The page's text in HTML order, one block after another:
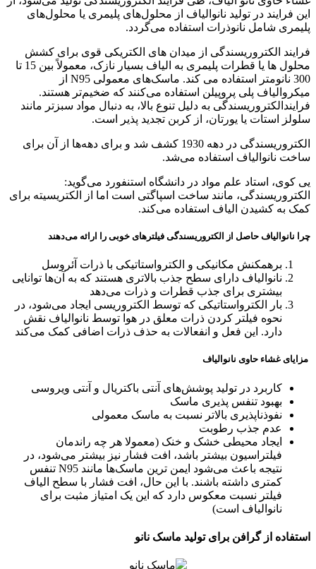
این فرایند در تولید نانوالیاف از محلول‌های پلیمری یا محلول‌های
پلیمری شامل نانوذرات استفاده می‌گردد.
فرایند الکتروریسندگی از میدان های الکتریکی قوی برای کشش
محلول ها یا قطرات پلیمری به الیاف بسیار نازک، معمولاً بین 15 تا
300 نانومتر استفاده می کند. ماسک‌های معمولی N95 از
میکروالیاف پلی پروپیلن استفاده می‌کنند که ضخیم‌تر هستند.
فرایندالکتروریسندگی به دلیل تنوع بالا، به دنبال مواد سبزتر مانند
سلولز استات یا یورتان، از کربن تجدید پذیر است.
الکتروریسندگی در دهه 1930 کشف شد و برای دهه‌ها از آن برای
ساخت نانوالیاف استفاده می‌شد.
یی کوی، استاد علم مواد در دانشگاه استنفورد می‌گوید:
الکتروریسندگی، مانند ساخت اسپاگتی است اما از الکتریسیته برای
کمک به کشیدن الیاف استفاده می‌کند.
چرا نانوالیاف حاصل از الکتروریسندگی فیلترهای خوبی را ارائه می‌دهند
برهمکنش مکانیکی و الکترواستاتیکی با ذرات آئروسل
نانوالیاف دارای سطح جذب بالاتری هستند که به آن‌ها توانایی
بیشتری برای جذب قطرات و ذرات می‌دهد
بار الکترواستاتیکی که توسط الکتروریسی ایجاد می‌شود، در
نحوه فیلتر کردن ذرات معلق در هوا توسط نانوالیاف نقش
دارد. این فعل و انفعالات به حذف ذرات اضافی کمک می‌کند
مزایای غشاء حاوی نانوالیاف
کاربرد در تولید پوشش‌های آنتی باکتریال و آنتی ویروسی
بهبود تنفس پذیری ماسک
نفوذناپذیری بالاتر نسبت به ماسک معمولی
عدم جذب رطوبت
ایجاد محیطی خشک و خنک (معمولا هر چه راندمان
فیلتراسیون بیشتر باشد، افت فشار نیز بیشتر می‌شود، در
نتیجه باعث می‌شود ایمن ترین ماسک‌ها مانند N95 تنفس
کمتری داشته باشند. با این حال، افت فشار با سطح الیاف
فیلتر نسبت معکوس دارد که این یک امتیاز مثبت برای
نانوالیاف است)
استفاده از گرافن برای تولید ماسک نانو